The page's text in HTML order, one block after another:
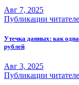
Авг 7, 2025
Публикации
Утечка данных: как
рублей
Авг 3, 2025
Публикации